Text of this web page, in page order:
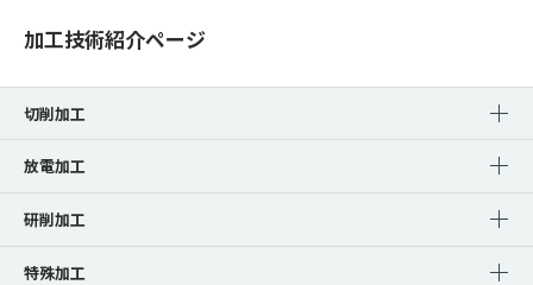
加工技術紹介ページ
切削加工
放電加工
研削加工
特殊加工